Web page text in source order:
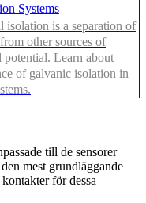
Systems
isolation is a separation of
other sources of
potential. Learn about
of galvanic isolation in
till de sensorer
mest grundläggande
för dessa